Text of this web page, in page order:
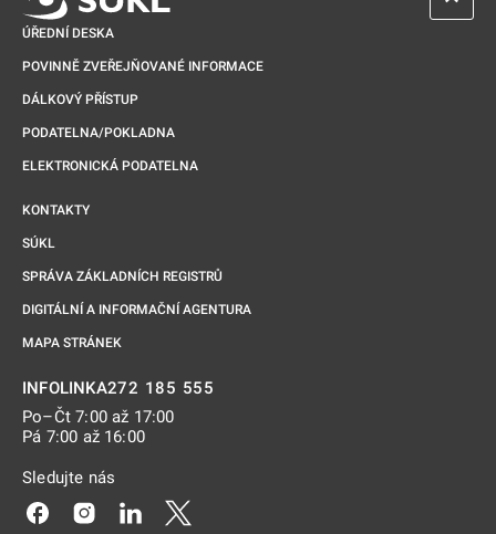
ÚŘEDNÍ DESKA
POVINNĚ ZVEŘEJŇOVANÉ INFORMACE
DÁLKOVÝ PŘÍSTUP
PODATELNA/POKLADNA
ELEKTRONICKÁ PODATELNA
KONTAKTY
SÚKL
SPRÁVA ZÁKLADNÍCH REGISTRŮ
DIGITÁLNÍ A INFORMAČNÍ AGENTURA
MAPA STRÁNEK
INFOLINKA272 185 555
Po–Čt 7:00 až 17:00
Pá 7:00 až 16:00
Sledujte nás
Odkaz se otevře na nové kartě
Odkaz se otevře na nové kartě
Odkaz se otevře na nové kartě